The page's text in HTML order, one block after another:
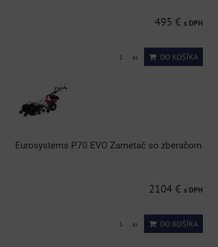
495 € s DPH
ks DO KOŠÍKA
Eurosystems P70 EVO Zametač so zberačom
2104 € s DPH
ks DO KOŠÍKA